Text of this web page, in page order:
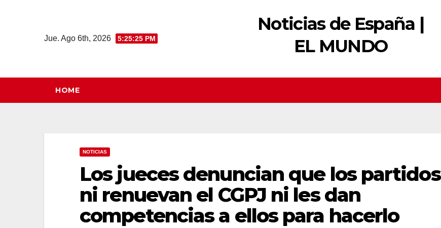
Jue. Ago 6th, 2026 5:25:26 PM
Noticias de España |
EL MUNDO
HOME
NOTICIAS
Los jueces denuncian que los partidos
ni renuevan el CGPJ ni les dan
competencias a ellos para hacerlo